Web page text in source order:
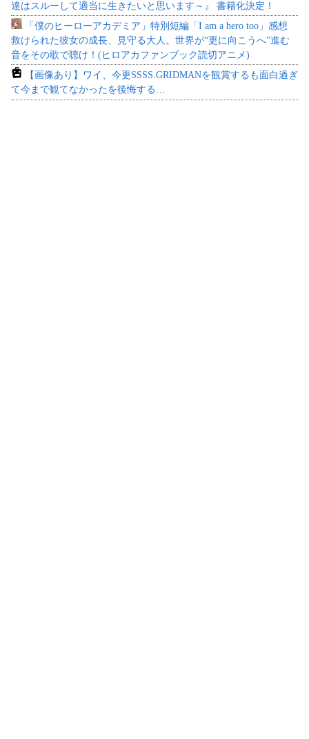
達はスルーして適当に生きたいと思います～』 書籍化決定！
「僕のヒーローアカデミア」特別短編「I am a hero too」感想
救けられた彼女の成長、見守る大人。世界が“更に向こうへ”進む
音をその歌で聴け！(ヒロアカファンブック読切アニメ)
【画像あり】ワイ、今更SSSS.GRIDMANを観賞するも面白過ぎ
て今まで観てなかったを後悔する…